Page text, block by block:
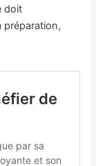
doit
préparation,